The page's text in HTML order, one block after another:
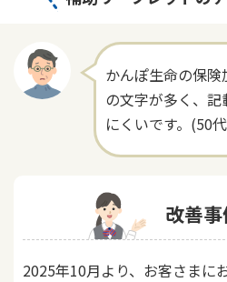
かんぽ生命の保
の文字が多く、
にくいです。(50
改善
2025年10月より、お客さまに